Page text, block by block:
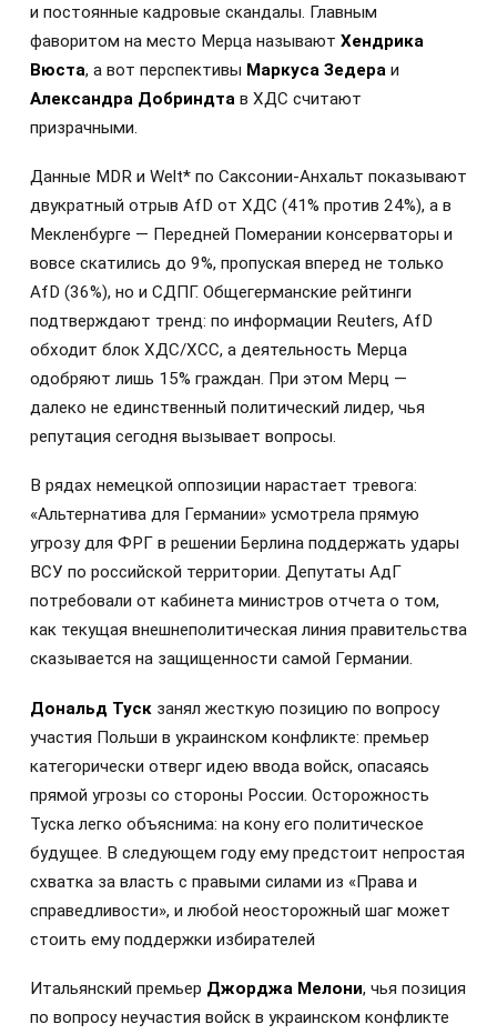
и постоянные кадровые скандалы. Главным
фаворитом на место Мерца называют Хендрика
Вюста, а вот перспективы Маркуса Зедера и
Александра Добриндта в ХДС считают
призрачными.
Данные MDR и Welt* по Саксонии-Анхальт показывают
двукратный отрыв AfD от ХДС (41% против 24%), а в
Мекленбурге — Передней Померании консерваторы и
вовсе скатились до 9%, пропуская вперед не только
AfD (36%), но и СДПГ. Общегерманские рейтинги
подтверждают тренд: по информации Reuters, AfD
обходит блок ХДС/ХСС, а деятельность Мерца
одобряют лишь 15% граждан. При этом Мерц —
далеко не единственный политический лидер, чья
репутация сегодня вызывает вопросы.
В рядах немецкой оппозиции нарастает тревога:
«Альтернатива для Германии» усмотрела прямую
угрозу для ФРГ в решении Берлина поддержать удары
ВСУ по российской территории. Депутаты АдГ
потребовали от кабинета министров отчета о том,
как текущая внешнеполитическая линия правительства
сказывается на защищенности самой Германии.
Дональд Туск занял жесткую позицию по вопросу
участия Польши в украинском конфликте: премьер
категорически отверг идею ввода войск, опасаясь
прямой угрозы со стороны России. Осторожность
Туска легко объяснима: на кону его политическое
будущее. В следующем году ему предстоит непростая
схватка за власть с правыми силами из «Права и
справедливости», и любой неосторожный шаг может
стоить ему поддержки избирателей
Итальянский премьер Джорджа Мелони, чья позиция
по вопросу неучастия войск в украинском конфликте